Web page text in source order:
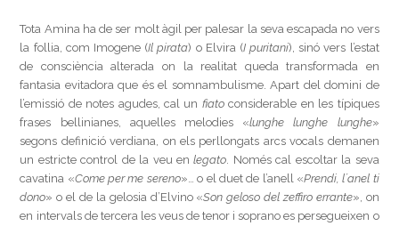
Tota Amina ha de ser molt àgil per palesar la seva escapada no vers
la follia, com Imogene (Il pirata) o Elvira (I puritani), sinó vers l’estat
de consciència alterada on la realitat queda transformada en
fantasia evitadora que és el somnambulisme. Apart del domini de
l’emissió de notes agudes, cal un fiatoconsiderable en les típiques
frases bellinianes, aquelles melodies «lunghe lunghe lunghe»
segons definició verdiana, on els perllongats arcs vocals demanen
un estricte control de la veu enlegato . Només cal escoltar la seva
cavatina «Come per me sereno»… o el duet de l’anell «Prendi, l´anel ti
dono» o el de la gelosia d’Elvino «Son geloso del zeffiro errante», on
en intervals de tercera les veus de tenor i soprano es persegueixen o